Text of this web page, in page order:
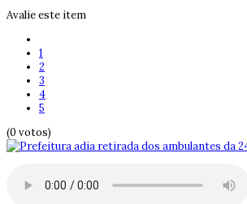
Avalie este item
1
2
3
4
5
(0 votos)